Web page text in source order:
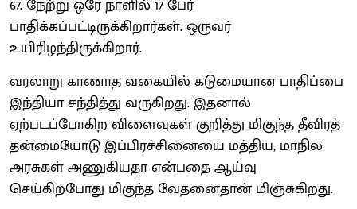
67. நேற்று ஒரே நாளில் 17 பேர்
பாதிக்கப்பட்டிருக்கிறார்கள். ஒருவர்
உயிரிழந்திருக்கிறார்.
வரலாறு காணாத வகையில் கடுமையான பாதிப்பை
இந்தியா சந்தித்து வருகிறது. இதனால்
ஏற்படப்போகிற விளைவுகள் குறித்து மிகுந்த தீவிரத்
தன்மையோடு இப்பிரச்சினையை மத்திய, மாநில
அரசுகள் அணுகியதா என்பதை ஆய்வு
செய்கிறபோது மிகுந்த வேதனைதான் மிஞ்சுகிறது.